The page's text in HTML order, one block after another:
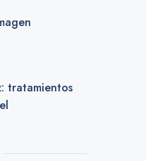
tratamientos